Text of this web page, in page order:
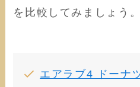
を比較してみましょう。
エアラブ4 ドーナ